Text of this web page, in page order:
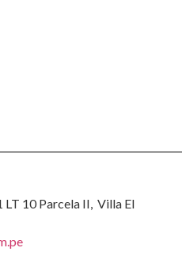
LT 10 Parcela II, Villa El